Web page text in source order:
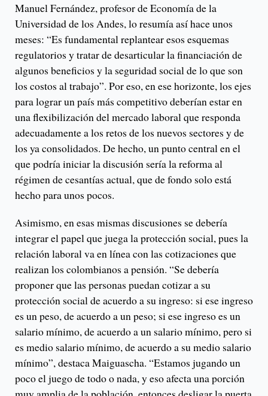
Manuel Fernández, profesor de Economía de la
Universidad de los Andes, lo resumía así hace unos
meses: “Es fundamental replantear esos esquemas
regulatorios y tratar de desarticular la financiación de
algunos beneficios y la seguridad social de lo que son
los costos al trabajo”. Por eso, en ese horizonte, los ejes
para lograr un país más competitivo deberían estar en
una flexibilización del mercado laboral que responda
adecuadamente a los retos de los nuevos sectores y de
los ya consolidados. De hecho, un punto central en el
que podría iniciar la discusión sería la reforma al
régimen de cesantías actual, que de fondo solo está
hecho para unos pocos.
Asimismo, en esas mismas discusiones se debería
integrar el papel que juega la protección social, pues la
relación laboral va en línea con las cotizaciones que
realizan los colombianos a pensión. “Se debería
proponer que las personas puedan cotizar a su
protección social de acuerdo a su ingreso: si ese ingreso
es un peso, de acuerdo a un peso; si ese ingreso es un
salario mínimo, de acuerdo a un salario mínimo, pero si
es medio salario mínimo, de acuerdo a su medio salario
mínimo”, destaca Maiguascha. “Estamos jugando un
poco el juego de todo o nada, y eso afecta una porción